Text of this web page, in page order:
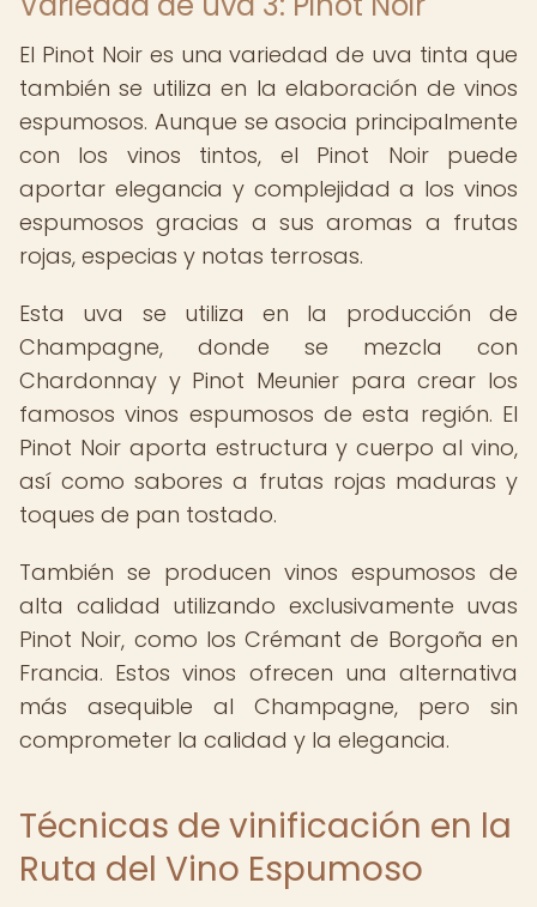
El Pinot Noir es una variedad de uva tinta que
también se utiliza en la elaboración de vinos
espumosos. Aunque se asocia principalmente
con los vinos tintos, el Pinot Noir puede
aportar elegancia y complejidad a los vinos
espumosos gracias a sus aromas a frutas
rojas, especias y notas terrosas.
Esta uva se utiliza en la producción de
Champagne, donde se mezcla con
Chardonnay y Pinot Meunier para crear los
famosos vinos espumosos de esta región. El
Pinot Noir aporta estructura y cuerpo al vino,
así como sabores a frutas rojas maduras y
toques de pan tostado.
También se producen vinos espumosos de
alta calidad utilizando exclusivamente uvas
Pinot Noir, como los Crémant de Borgoña en
Francia. Estos vinos ofrecen una alternativa
más asequible al Champagne, pero sin
comprometer la calidad y la elegancia.
Técnicas de vinificación en la
Ruta del Vino Espumoso